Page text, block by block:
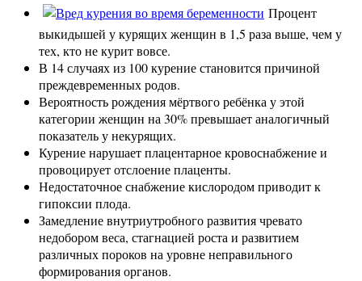
Процент
выкидышей у курящих женщин в 1,5 раза выше, чем у
тех, кто не курит вовсе.
В 14 случаях из 100 курение становится причиной
преждевременных родов.
Вероятность рождения мёртвого ребёнка у этой
категории женщин на 30% превышает аналогичный
показатель у некурящих.
Курение нарушает плацентарное кровоснабжение и
провоцирует отслоение плаценты.
Недостаточное снабжение кислородом приводит к
гипоксии плода.
Замедление внутриутробного развития чревато
недобором веса, стагнацией роста и развитием
различных пороков на уровне неправильного
формирования органов.